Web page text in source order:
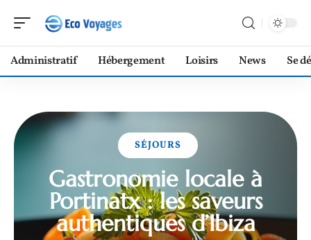
Administratif Hébergement Loisirs News Se
SÉJOURS
Gastronomie locale à
Portinatx : les saveurs
authentiques d’Ibiza